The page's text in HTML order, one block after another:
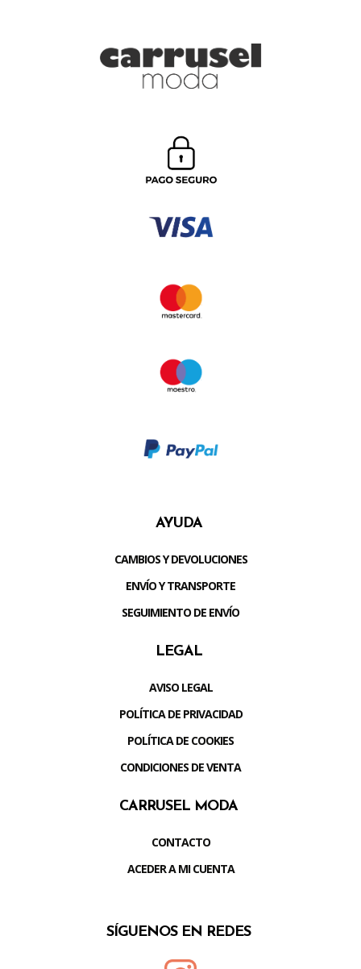
AYUDA
CAMBIOS Y DEVOLUCIONES
ENVÍO Y TRANSPORTE
SEGUIMIENTO DE ENVÍO
LEGAL
AVISO LEGAL
POLÍTICA DE PRIVACIDAD
POLÍTICA DE COOKIES
CONDICIONES DE VENTA
CARRUSEL MODA
CONTACTO
ACEDER A MI CUENTA
SÍGUENOS EN REDES